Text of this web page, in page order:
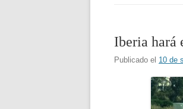
Iberia hará
Publicado el 10 de